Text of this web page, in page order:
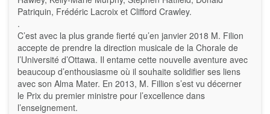
Patriquin, Frédéric Lacroix et Clifford Crawley.
.
C’est avec la plus grande fierté qu’en janvier 2018 M. Filion
accepte de prendre la direction musicale de la Chorale de
l’Université d’Ottawa. Il entame cette nouvelle aventure avec
beaucoup d’enthousiasme où il souhaite solidifier ses liens
avec son Alma Mater. En 2013, M. Fillion s’est vu décerner
le Prix du premier ministre pour l’excellence dans
l’enseignement.